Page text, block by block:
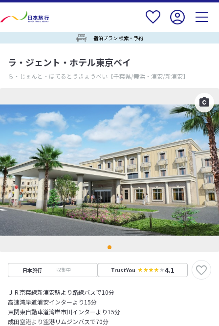
宿泊プラン 検索・予約
ラ・ジェント・ホテル東京ベイ
ら・じぇんと・ほてるとうきょうべい 【千葉県/舞浜・浦安/新浦安】
日本旅行 収集中 TrustYou 4.1
ＪＲ京葉線新浦安駅より路線バスで10分
高速湾岸道浦安インターより15分
東関東自動車道湾岸市川インターより15分
成田空港より空港リムジンバスで70分